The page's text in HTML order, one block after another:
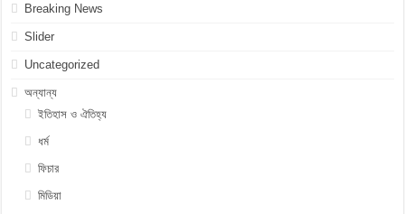
Breaking News
Slider
Uncategorized
অন্যান্য
ইতিহাস ও ঐতিহ্য
ধর্ম
ফিচার
মিডিয়া